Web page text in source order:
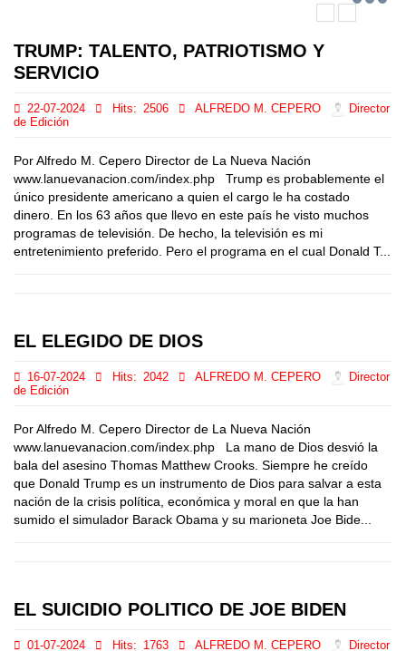
TRUMP: TALENTO, PATRIOTISMO Y
SERVICIO
22-07-2024 Hits: 2506 ALFREDO M. CEPERO
Director
de Edición
Por Alfredo M. Cepero Director de La Nueva Nación
www.lanuevanacion.com/index.php Trump es probablemente el
único presidente americano a quien el cargo le ha costado
dinero. En los 63 años que llevo en este país he visto muchos
programas de televisión. De hecho, la televisión es mi
entretenimiento preferido. Pero el programa en el cual Donald T...
EL ELEGIDO DE DIOS
16-07-2024 Hits: 2042 ALFREDO M. CEPERO
Director
de Edición
Por Alfredo M. Cepero Director de La Nueva Nación
www.lanuevanacion.com/index.php La mano de Dios desvió la
bala del asesino Thomas Matthew Crooks. Siempre he creído
que Donald Trump es un instrumento de Dios para salvar a esta
nación de la crisis política, económica y moral en que la han
sumido el simulador Barack Obama y su marioneta Joe Bide...
EL SUICIDIO POLITICO DE JOE BIDEN
01-07-2024 Hits: 1763 ALFREDO M. CEPERO
Director